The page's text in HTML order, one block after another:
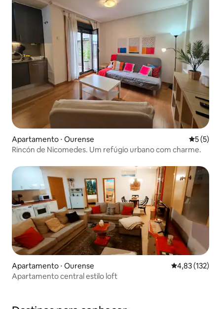
Apartamento ⋅ Ourense 5 de
5 (5)
Rincón de Nicomedes. Um refúgio urbano com charme.
Apartamento ⋅ Ourense 4,83 de uma
4,83 (132)
Apartamento central estilo loft